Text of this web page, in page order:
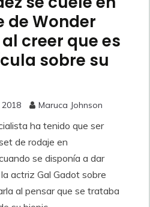
de Wonder
creer que es
sobre su
Maruca Johnson
ha tenido que ser
de rodaje en
se disponía a dar
actriz Gal Gadot sobre
al pensar que se trataba